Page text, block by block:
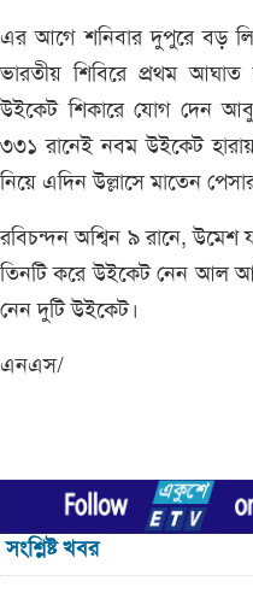
এর আগে শনিবার দুপুরে বড়
ভারতীয় শিবিরে প্রথম
উইকেট শিকারে যোগ দেন
৩৩১ রানেই নবম উইকেট হারায়
নিয়ে এদিন উল্লাসে মাতেন
রবিচন্দন অশ্বিন ৯ রানে,
তিনটি করে উইকেট নেন আল
নেন দুটি উইকেট।
এনএস/
সংশ্লিষ্ট খবর